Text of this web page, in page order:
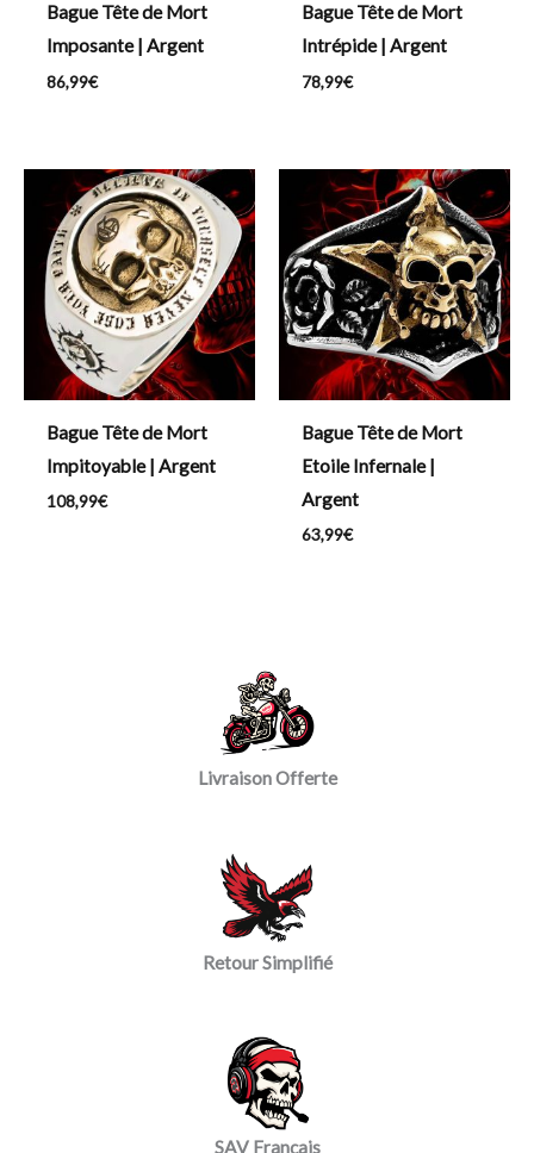
Bague Tête de Mort
Imposante | Argent
86,99€
Bague Tête de Mort
Intrépide | Argent
78,99€
Bague Tête de Mort
Impitoyable | Argent
108,99€
Bague Tête de Mort
Etoile Infernale |
Argent
63,99€
Livraison Offerte
Retour Simplifié
SAV Français